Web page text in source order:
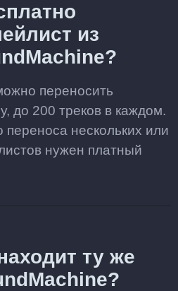
из
переносить
до 200 треков в каждом.
нескольких или
нужен платный
ту же